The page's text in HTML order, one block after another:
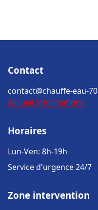
Contact
contact@chauffe-eau-
Accueil Informations
Horaires
Lun-Ven: 8h-19h
Service d'urgence 24/7
Zone intervention